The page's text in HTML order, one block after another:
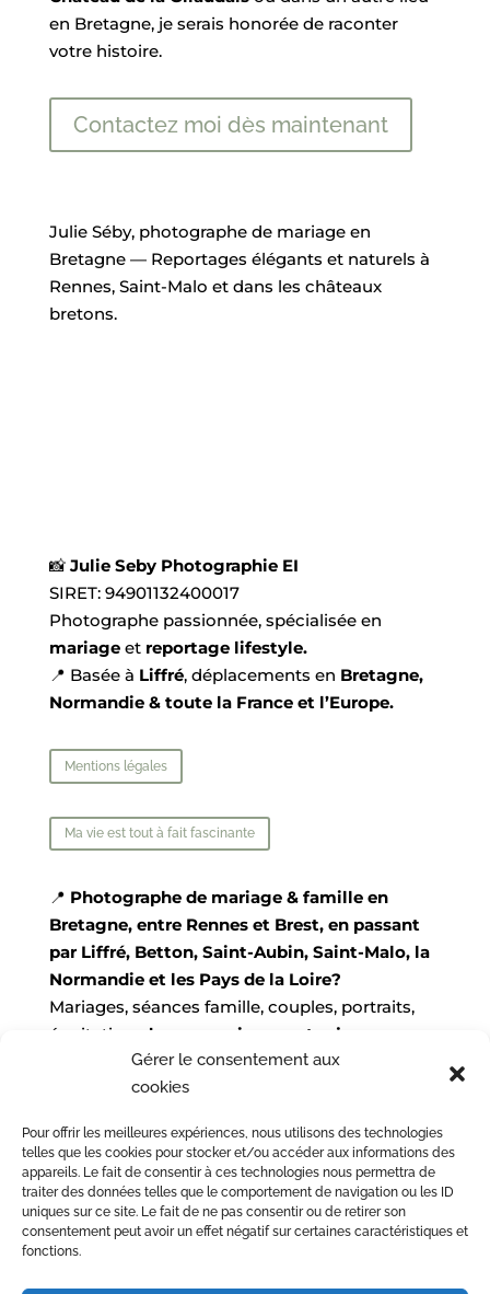
Gérer le consentement aux
cookies
Pour offrir les meilleures expériences, nous utilisons des technologies
telles que les cookies pour stocker et/ou accéder aux informations des
appareils. Le fait de consentir à ces technologies nous permettra de
traiter des données telles que le comportement de navigation ou les ID
uniques sur ce site. Le fait de ne pas consentir ou de retirer son
consentement peut avoir un effet négatif sur certaines caractéristiques et
fonctions.
en Bretagne, je serais honorée de raconter
votre histoire.
Contactez moi dès maintenant
Julie Séby, photographe de mariage en
Bretagne — Reportages élégants et naturels à
Rennes, Saint-Malo et dans les châteaux
bretons.
📸 Julie Seby Photographie EI
SIRET: 94901132400017
Photographe passionnée, spécialisée en
mariageet reportage lifestyle.
📍 Basée à Liffré, déplacements en Bretagne,
Normandie & toute la France et l’Europe.
Mentions légales
Ma vie est tout à fait fascinante
📍 Photographe de mariage & famille en
Bretagne, entre Rennes et Brest, en passant
par Liffré, Betton, Saint-Aubin, Saint-Malo, la
Normandie et les Pays de la Loire?
Mariages, séances famille, couples, portraits,
équitation,
des souvenirs pour toujours,
lumineux et pleins d’amour.
Séances en bord de mer
📅Réservations ouvertes pour 2027 & 2028
📧juliesebyphotographie@gmail.com
📷 Suivez-moi surInstagram